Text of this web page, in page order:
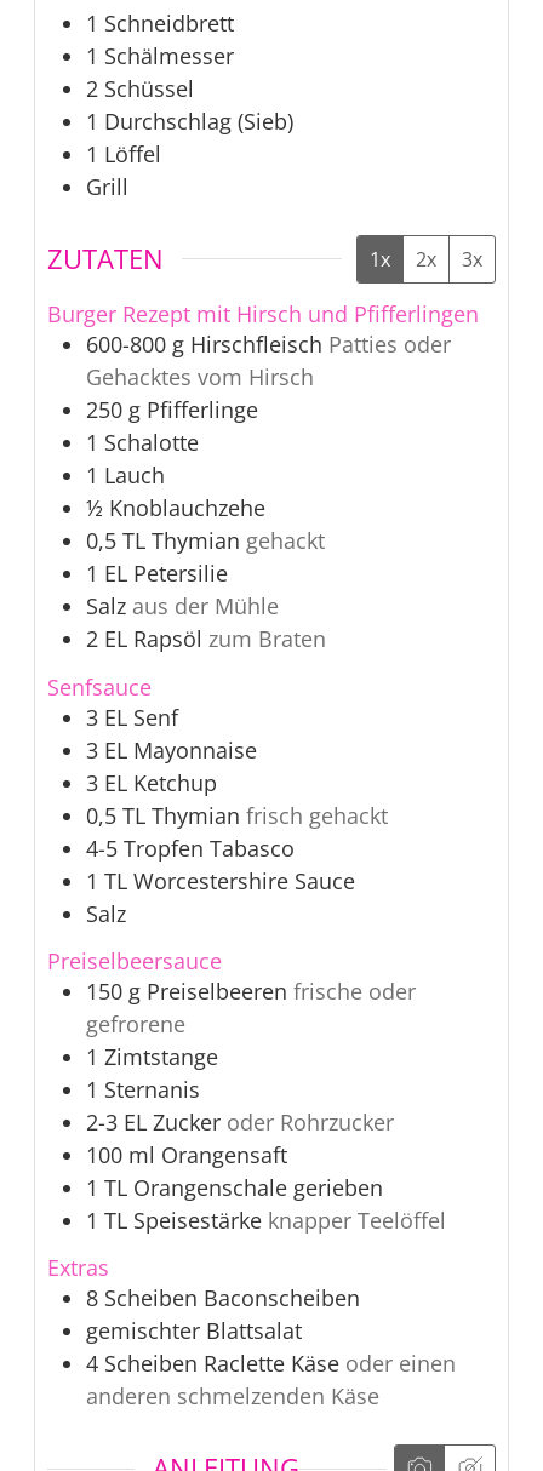
1 Schneidbrett
1 Schälmesser
2 Schüssel
1 Durchschlag (Sieb)
1 Löffel
Grill
ZUTATEN 1x 2x 3x
Burger Rezept mit Hirsch und Pfifferlingen
600-800 g Hirschfleisch Patties oder
Gehacktes vom Hirsch
250 g Pfifferlinge
1 Schalotte
1 Lauch
½ Knoblauchzehe
0,5 TL Thymian gehackt
1 EL Petersilie
Salz aus der Mühle
2 EL Rapsöl zum Braten
Senfsauce
3 EL Senf
3 EL Mayonnaise
3 EL Ketchup
0,5 TL Thymian frisch gehackt
4-5 Tropfen Tabasco
1 TL Worcestershire Sauce
Salz
Preiselbeersauce
150 g Preiselbeeren frische oder
gefrorene
1 Zimtstange
1 Sternanis
2-3 EL Zucker oder Rohrzucker
100 ml Orangensaft
1 TL Orangenschale gerieben
1 TL Speisestärke knapper Teelöffel
Extras
8 Scheiben Baconscheiben
gemischter Blattsalat
4 Scheiben Raclette Käse oder einen
anderen schmelzenden Käse